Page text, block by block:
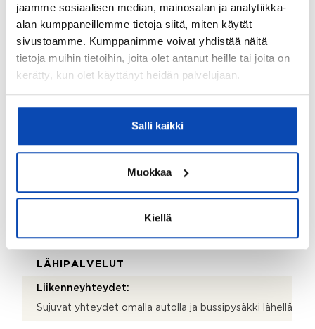
jaamme sosiaalisen median, mainosalan ja analytiikka-
alan kumppaneillemme tietoja siitä, miten käytät
sivustoamme. Kumppanimme voivat yhdistää näitä
tietoja muihin tietoihin, joita olet antanut heille tai joita on
kerätty, kun olet käyttänyt heidän palvelujaan.
Salli kaikki
Muokkaa
Kiellä
tasaista aluetta. Honkala-tilan tontiksi
muodostamiseksi Espoon kaupunki vaatii
kaavakartan mukaiset 1:84 alueet lunastettavaksi.
Lunastettavan alueen pinta-ala on noin 2 403 m2 ja
rakennusoikeutta on noin 360 k-m2. Yksikköhinnaksi
Rakennusoikeus kerros-m2 :
1 528,65
LÄHIPALVELUT
Liikenneyhteydet:
Sujuvat yhteydet omalla autolla ja bussipysäkki lähellä